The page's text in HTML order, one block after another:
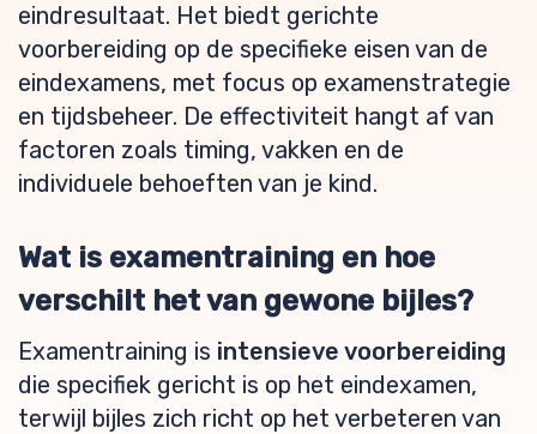
eindresultaat. Het biedt gerichte
voorbereiding op de specifieke eisen van de
eindexamens, met focus op examenstrategie
en tijdsbeheer. De effectiviteit hangt af van
factoren zoals timing, vakken en de
individuele behoeften van je kind.
Wat is examentraining en hoe
verschilt het van gewone bijles?
Examentraining is intensieve voorbereiding
die specifiek gericht is op het eindexamen,
terwijl bijles zich richt op het verbeteren van